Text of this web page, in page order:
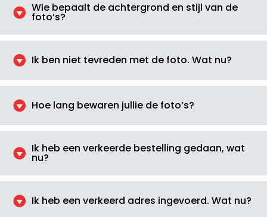
 Wie bepaalt de achtergrond en stijl van de
foto’s?
 Ik ben niet tevreden met de foto. Wat nu?
 Hoe lang bewaren jullie de foto’s?
 Ik heb een verkeerde bestelling gedaan, wat
nu?
 Ik heb een verkeerd adres ingevoerd. Wat nu?